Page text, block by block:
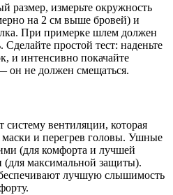
размер, измерьте окружность
на 2 см выше бровей) и
При примерке шлем должен
простой тест: наденьте
и интенсивно покачайте
он не должен смещаться.
вентиляции, которая
маски и перегрев головы. Ушные
(для комфорта и лучшей
максимальной защиты).
лучшую слышимость